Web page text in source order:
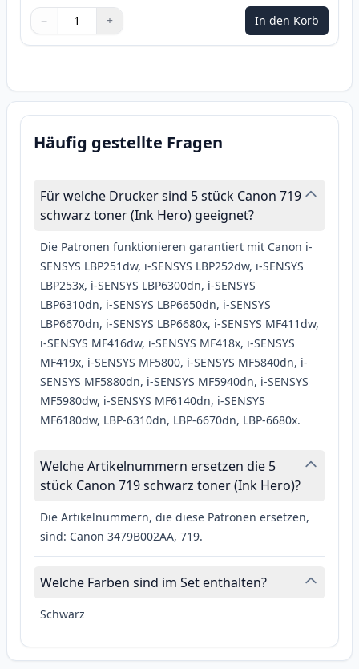
Menge
Verwenden Sie die Tasten, um anzupassen
− +
Menge 1 In den Korb
Häufig gestellte Fragen
Für welche Drucker sind 5 stück Canon 719
schwarz toner (Ink Hero) geeignet?
Die Patronen funktionieren garantiert mit Canon i-
SENSYS LBP251dw, i-SENSYS LBP252dw, i-SENSYS
LBP253x, i-SENSYS LBP6300dn, i-SENSYS
LBP6310dn, i-SENSYS LBP6650dn, i-SENSYS
LBP6670dn, i-SENSYS LBP6680x, i-SENSYS MF411dw,
i-SENSYS MF416dw, i-SENSYS MF418x, i-SENSYS
MF419x, i-SENSYS MF5800, i-SENSYS MF5840dn, i-
SENSYS MF5880dn, i-SENSYS MF5940dn, i-SENSYS
MF5980dw, i-SENSYS MF6140dn, i-SENSYS
MF6180dw, LBP-6310dn, LBP-6670dn, LBP-6680x.
Welche Artikelnummern ersetzen die 5
stück Canon 719 schwarz toner (Ink Hero)?
Die Artikelnummern, die diese Patronen ersetzen,
sind: Canon 3479B002AA, 719.
Welche Farben sind im Set enthalten?
Schwarz